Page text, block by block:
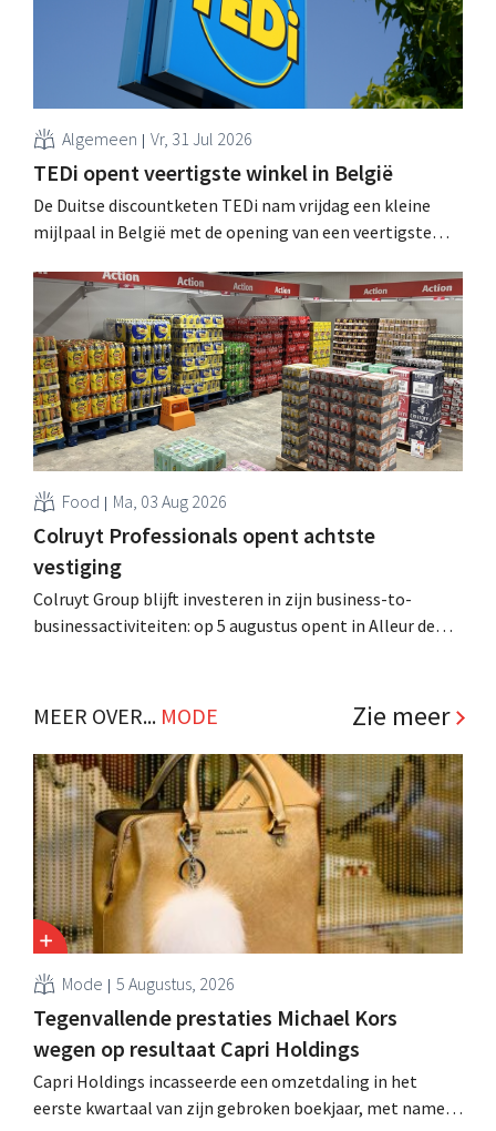
Algemeen Vr, 31 Jul 2026
TEDi opent veertigste winkel in België
De Duitse discountketen TEDi nam vrijdag een kleine
mijlpaal in België met de opening van een veertigste
sinds 2023 aanwezig is in het land. .
Food Ma, 03 Aug 2026
Colruyt Professionals opent achtste
vestiging
Colruyt Group blijft investeren in zijn business-to-
businessactiviteiten: op 5 augustus opent in Alleur de
klanten. .
MEER OVER... MODE Zie meer
Mode 5 Augustus, 2026
Tegenvallende prestaties Michael Kors
wegen op resultaat Capri Holdings
Capri Holdings incasseerde een omzetdaling in het
eerste kwartaal van zijn gebroken boekjaar, met name